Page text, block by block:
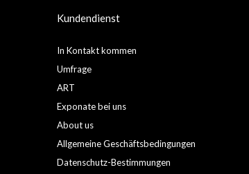
Kundendienst
In Kontakt kommen
Umfrage
ART
Exponate bei uns
About us
Allgemeine Geschäftsbedingungen
Datenschutz-Bestimmungen